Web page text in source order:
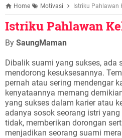
Home Motivasi Istriku Pahlawan
Istriku Pahlawan
By SaungMaman
Dibalik suami yang sukses, ada
mendorong kesuksesannya.
pernah atau sering mendengar
kenyataannya memang
yang sukses dalam karier atau
adanya sosok seorang istri
tidak, memberikan dorongan
menjadikan seorang suami